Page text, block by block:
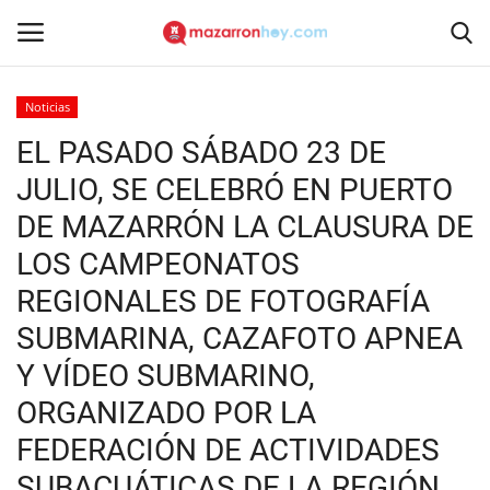
Inicio
Contacto
Noticias
Mazarrón Hoy
Entrevistas
Reportajes
Noticias
EL PASADO SÁBADO 23 DE
JULIO, SE CELEBRÓ EN PUERTO
DE MAZARRÓN LA CLAUSURA DE
LOS CAMPEONATOS
REGIONALES DE FOTOGRAFÍA
SUBMARINA, CAZAFOTO APNEA
Y VÍDEO SUBMARINO,
ORGANIZADO POR LA
FEDERACIÓN DE ACTIVIDADES